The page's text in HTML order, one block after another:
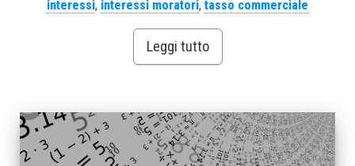
interessi, interessi moratori, tasso commerciale
Leggi tutto